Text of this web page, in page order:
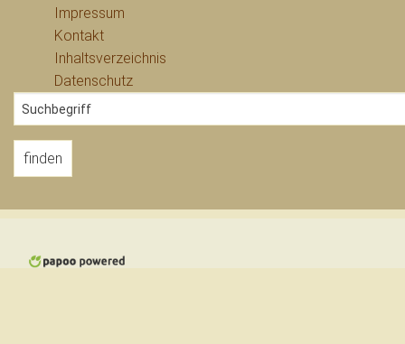
Impressum
Kontakt
Inhaltsverzeichnis
Datenschutz